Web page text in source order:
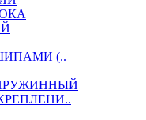
(..